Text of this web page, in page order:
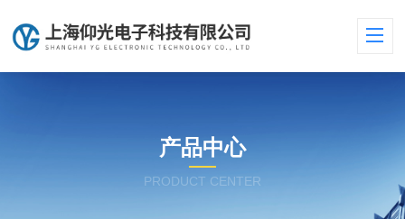
产品中心
PRODUCT CENTER